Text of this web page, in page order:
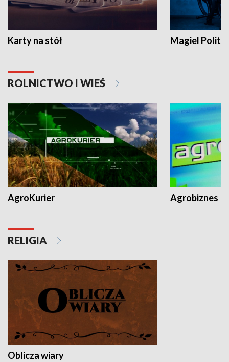
Karty na stół Magiel
ROLNICTWO I WIEŚ
AgroKurier Agrobiznes
RELIGIA
Oblicza wiary